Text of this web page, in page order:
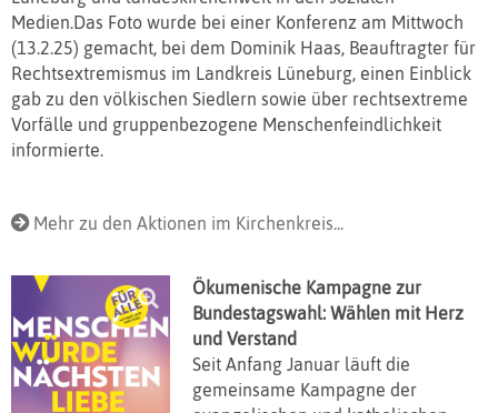
Medien.Das Foto wurde bei einer Konferenz am Mittwoch
(13.2.25) gemacht, bei dem Dominik Haas, Beauftragter für
Rechtsextremismus im Landkreis Lüneburg, einen Einblick
gab zu den völkischen Siedlern sowie über rechtsextreme
Vorfälle und gruppenbezogene Menschenfeindlichkeit
informierte.
Mehr zu den Aktionen im Kirchenkreis...
Ökumenische Kampagne zur
Bundestagswahl: Wählen mit Herz
und Verstand
Seit Anfang Januar läuft die
gemeinsame Kampagne der